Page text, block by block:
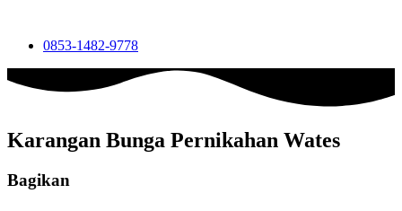
0853-1482-9778
Karangan Bunga Pernikahan Wates
Bagikan